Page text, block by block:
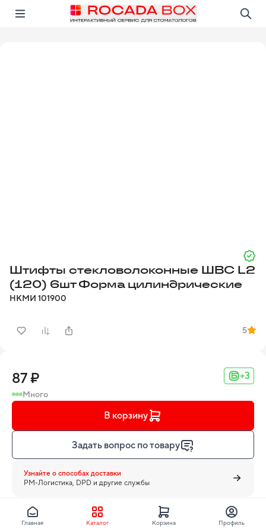
Открыть в приложении!
Штифты стекловолоконные ШВС L2
(120) 6шт Форма цилиндрические
НКМИ 101900
5
87 ₽ +3
Много
В корзину
Задать вопрос по товару
Узнайте о способах доставки
PM-Логистика, DPD и другие службы
Главная Каталог Корзина Профиль